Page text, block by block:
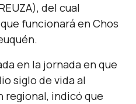
del cual
funcionará en Chos
en la jornada en que
siglo de vida al
regional, indicó que